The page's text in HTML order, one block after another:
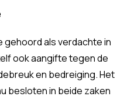
gehoord als verdachte in
ook aangifte tegen de
en bedreiging. Het
besloten in beide zaken